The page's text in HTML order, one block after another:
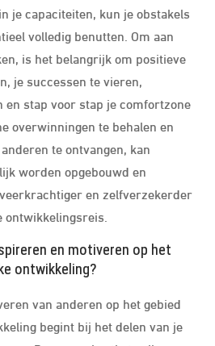
je capaciteiten, kun je obstakels
volledig benutten. Om aan
is het belangrijk om positieve
je successen te vieren,
en stap voor stap je comfortzone
overwinningen te behalen en
te ontvangen, kan
worden opgebouwd en
en zelfverzekerder
en motiveren op het
ontwikkeling?
van anderen op het gebied
begint bij het delen van je